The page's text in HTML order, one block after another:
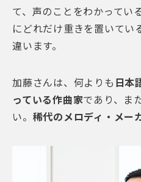
て、声のことをわかってい
にどれだけ重きを置いてい
違います。
加藤さんは、何よりも 日本
っている作曲家であり、ま
い。 稀代のメロディ・メー